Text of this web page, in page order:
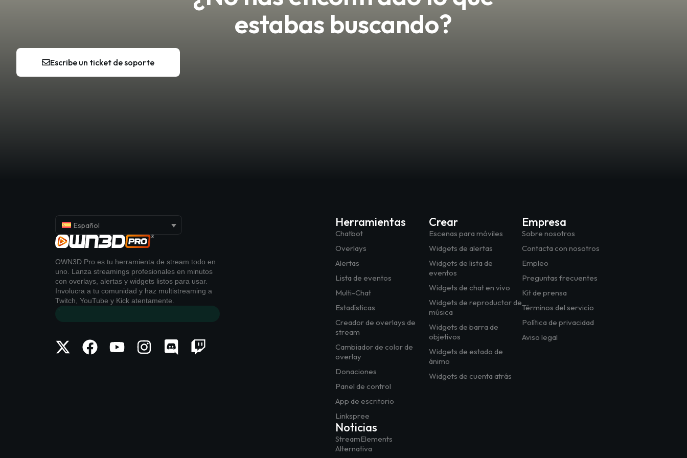
estabas buscando?
Escribe un ticket de soporte
Español
OWN3D Pro es tu herramienta de stream todo en
uno. Lanza streamings profesionales en minutos
con overlays, alertas y widgets listos para usar.
Involucra a tu comunidad y haz multistreaming a
Twitch, YouTube y Kick atentamente.
Herramientas
Chatbot
Overlays
Alertas
Lista de eventos
Multi-Chat
Estadísticas
Creador de overlays de
stream
Cambiador de color de
overlay
Donaciones
Panel de control
App de escritorio
Linkspree
Noticias
StreamElements
Alternativa
Crear
Escenas para móviles
Widgets de alertas
Widgets de lista de
eventos
Widgets de chat en vivo
Widgets de reproductor de
música
Widgets de barra de
objetivos
Widgets de estado de
ánimo
Widgets de cuenta atrás
Empresa
Sobre nosotros
Contacta con nosotros
Empleo
Preguntas frecuentes
Kit de prensa
Términos del servicio
Política de privacidad
Aviso legal